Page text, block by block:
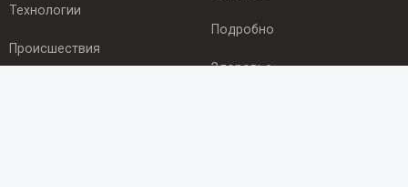
Технологии
Происшествия
Подробно
Здоровье